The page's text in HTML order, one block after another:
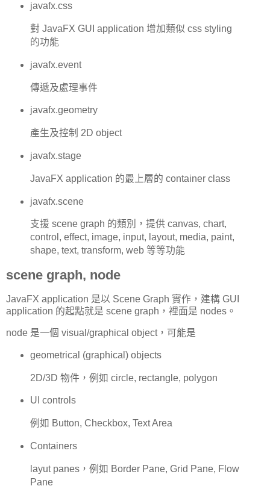
javafx.css
對 JavaFX GUI application 增加類似 css styling
的功能
javafx.event
傳遞及處理事件
javafx.geometry
產生及控制 2D object
javafx.stage
JavaFX application 的最上層的 container class
javafx.scene
支援 scene graph 的類別，提供 canvas, chart,
control, effect, image, input, layout, media, paint,
shape, text, transform, web 等等功能
scene graph, node
JavaFX application 是以 Scene Graph 實作，建構 GUI
application 的起點就是 scene graph，裡面是 nodes。
node 是一個 visual/graphical object，可能是
geometrical (graphical) objects
2D/3D 物件，例如 circle, rectangle, polygon
UI controls
例如 Button, Checkbox, Text Area
Containers
layut panes，例如 Border Pane, Grid Pane, Flow
Pane